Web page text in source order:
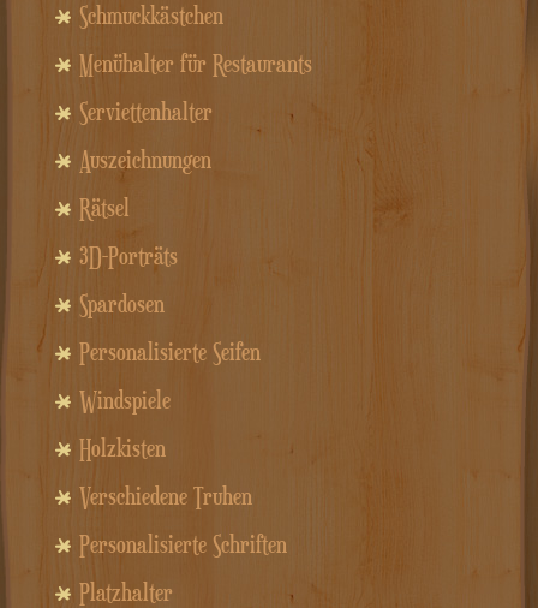
Schmuckkästchen
Menühalter für Restaurants
Serviettenhalter
Auszeichnungen
Rätsel
3D-Porträts
Spardosen
Personalisierte Seifen
Windspiele
Holzkisten
Verschiedene Truhen
Personalisierte Schriften
Platzhalter